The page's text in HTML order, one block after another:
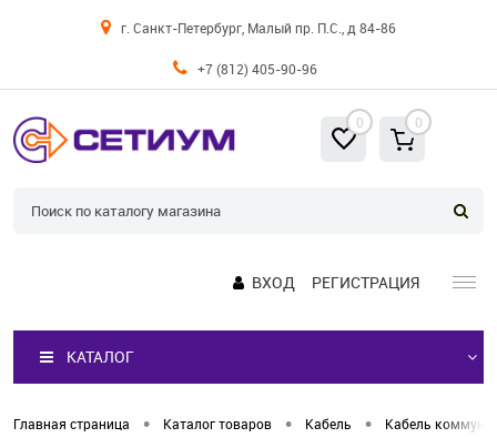
г. Санкт-Петербург, Малый пр. П.С., д 84-86
+7 (812) 405-90-96
0 0
ВХОД РЕГИСТРАЦИЯ
КАТАЛОГ
Главная страница • Каталог товаров • Кабель • Кабель